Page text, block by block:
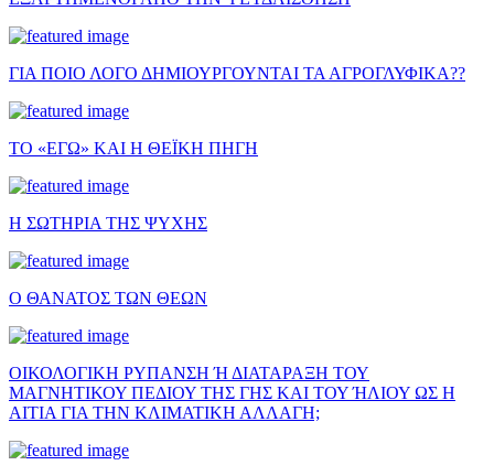
ΓΙΑ ΠΟΙΟ ΛΟΓΟ ΔΗΜΙΟΥΡΓΟΥΝΤΑΙ ΤΑ ΑΓΡΟΓΛΥΦΙΚΑ??
ΤΟ «ΕΓΩ» ΚΑΙ Η ΘΕΪΚΗ ΠΗΓΗ
Η ΣΩΤΗΡΙΑ ΤΗΣ ΨΥΧΗΣ
Ο ΘΑΝΑΤΟΣ ΤΩΝ ΘΕΩΝ
ΟΙΚΟΛΟΓΙΚΗ ΡΥΠΑΝΣΗ Ή ΔΙΑΤΑΡΑΞΗ ΤΟΥ
ΜΑΓΝΗΤΙΚΟΥ ΠΕΔΙΟΥ ΤΗΣ ΓΗΣ ΚΑΙ ΤΟΥ ΉΛΙΟΥ ΩΣ Η
ΑΙΤΙΑ ΓΙΑ ΤΗΝ ΚΛΙΜΑΤΙΚΗ ΑΛΛΑΓΗ;